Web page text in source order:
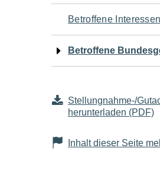
den
Betroffene
Betroffene
Stellungnahme-/
herunterladen (PDF)
Inhalt dieser Seite